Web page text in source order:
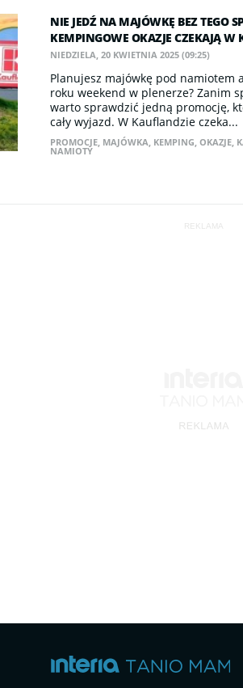
NIE JEDŹ NA MAJÓWKĘ BEZ TEGO
KEMPINGOWE OKAZJE CZEKAJĄ W
NIEDZIELA, 20 KWIETNIA 2025 (09:25)
Planujesz majówkę pod namiotem
roku weekend w plenerze? Zanim
warto sprawdzić jedną promocję,
cały wyjazd. W Kauflandzie czeka...
PROMOCJE, MAJÓWKA, KEMPING, OKAZJE,
NAMIOTY
REKLAMA